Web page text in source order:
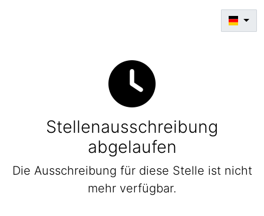
Stellenausschreibung
abgelaufen
Die Ausschreibung für diese Stelle ist nicht
mehr verfügbar.